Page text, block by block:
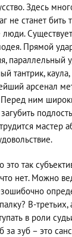
Здесь
не станет бить
люди.
Прямой
параллельный
тантрик,
арсенал
ним
мастер
так
нет. Можно
В-
в роли
за зуб – это